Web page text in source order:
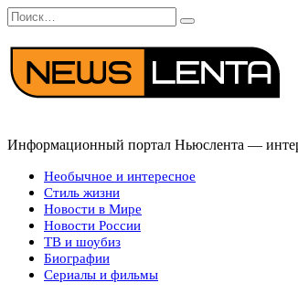
Перейти
к
содержанию
Search
for:
Информационный портал Ньюслента —
Необычное и интересное
Стиль жизни
Новости в Мире
Новости России
ТВ и шоубиз
Биографии
Сериалы и фильмы